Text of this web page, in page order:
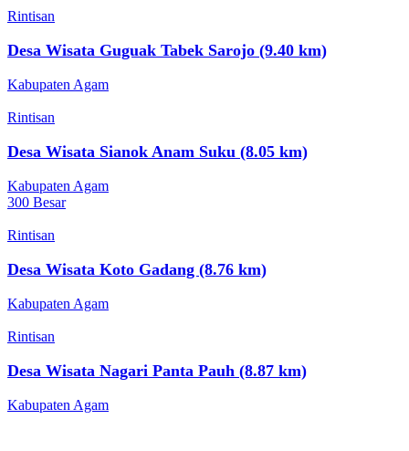
Rintisan
Desa Wisata Guguak Tabek Sarojo (9.40 km)
Kabupaten Agam
Rintisan
Desa Wisata Sianok Anam Suku (8.05 km)
Kabupaten Agam
300 Besar
Rintisan
Desa Wisata Koto Gadang (8.76 km)
Kabupaten Agam
Rintisan
Desa Wisata Nagari Panta Pauh (8.87 km)
Kabupaten Agam